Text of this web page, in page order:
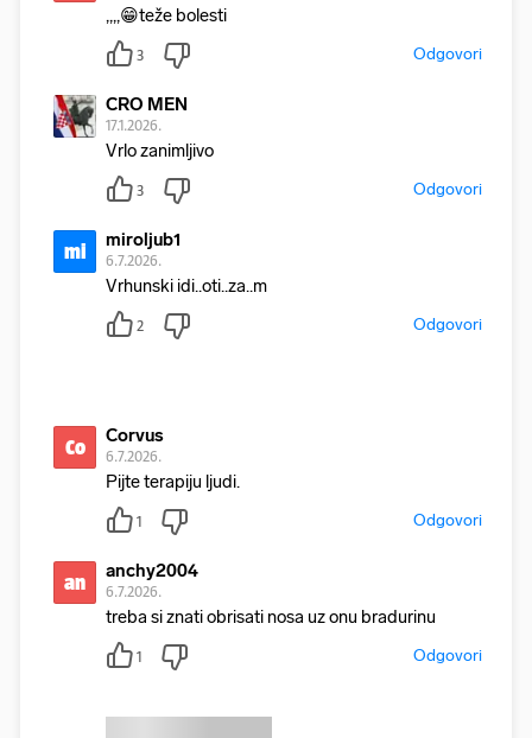
,,,,😁teže bolesti
3 Odgovori
CRO MEN
17.1.2026.
Vrlo zanimljivo
3 Odgovori
mi miroljub1
6.7.2026.
Vrhunski idi..oti..za..m
2 Odgovori
Co Corvus
6.7.2026.
Pijte terapiju ljudi.
1 Odgovori
an anchy2004
6.7.2026.
treba si znati obrisati nosa uz onu bradurinu
1 Odgovori